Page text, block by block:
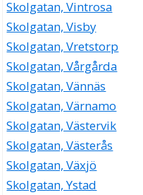
Skolgatan, Vintrosa
Skolgatan, Visby
Skolgatan, Vretstorp
Skolgatan, Vårgårda
Skolgatan, Vännäs
Skolgatan, Värnamo
Skolgatan, Västervik
Skolgatan, Västerås
Skolgatan, Växjö
Skolgatan, Ystad